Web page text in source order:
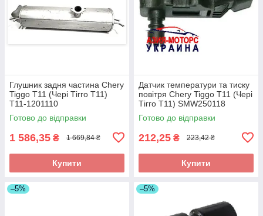
Глушник задня частина Chery
Tiggo T11 (Чері Тігго Т11)
T11-1201110
Готово до відправки
1 586,35 ₴ 1 669,84 ₴
Купити
Датчик температури та тиску
повітря Chery Tiggo T11 (Чері
Тігго Т11) SMW250118
Готово до відправки
212,25 ₴ 223,42 ₴
Купити
–5% –5%